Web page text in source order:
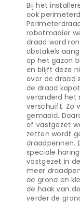
Bij het
ook
robotmaaier
draad word
obstakels
op het gazon
en blijft deze
over de draad
de draad
veranderd het
verschuift. Zo
gemaaid.
of vastgezet
zetten wordt
draadpennen.
speciale
vastgezet in
meer
de grond en
de haak van
verder de